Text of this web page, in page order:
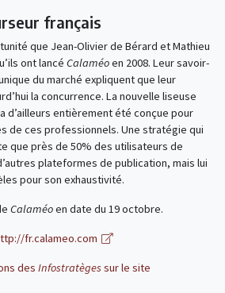
français
que Jean-Olivier de Bérard et Mathieu
ont lancé Calaméoen 2008. Leur savoir-
du marché expliquent que leur
la concurrence. La nouvelle liseuse
d’ailleurs entièrement été conçue pour
de ces professionnels. Une stratégie qui
que près de 50% des utilisateurs de
plateformes de publication, mais lui
pour son exhaustivité.
Calaméoen date du 19 octobre.
fr.calameo.com
des Infostratèges sur le site